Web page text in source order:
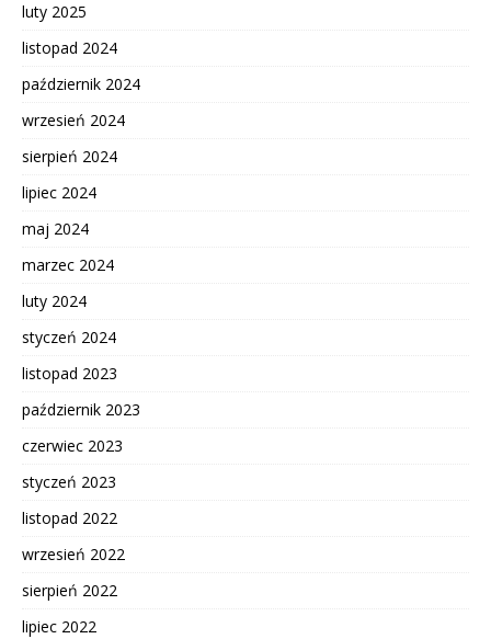
luty 2025
listopad 2024
październik 2024
wrzesień 2024
sierpień 2024
lipiec 2024
maj 2024
marzec 2024
luty 2024
styczeń 2024
listopad 2023
październik 2023
czerwiec 2023
styczeń 2023
listopad 2022
wrzesień 2022
sierpień 2022
lipiec 2022